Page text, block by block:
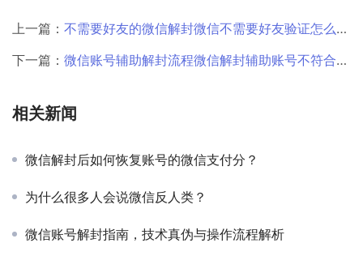
上一篇： 不需要好友的微信解封微信不需要好友验证怎么解封（微信怎样不需要好友就能解封）
下一篇： 微信账号辅助解封流程微信解封辅助账号不符合要求（微信自助解封辅助账号不符合要求）
相关新闻
微信解封后如何恢复账号的微信支付分？
为什么很多人会说微信反人类？
微信账号解封指南，技术真伪与操作流程解析